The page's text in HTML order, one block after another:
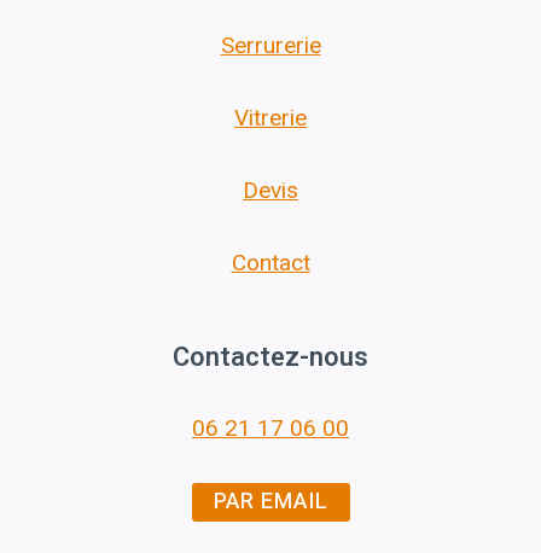
Serrurerie
Vitrerie
Devis
Contact
Contactez-nous
06 21 17 06 00
PAR EMAIL